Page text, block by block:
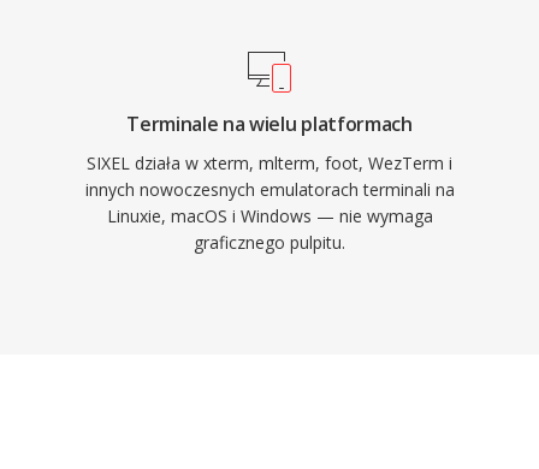
Terminale na wielu platformach
SIXEL działa w xterm, mlterm, foot, WezTerm i
innych nowoczesnych emulatorach terminali na
Linuxie, macOS i Windows — nie wymaga
graficznego pulpitu.